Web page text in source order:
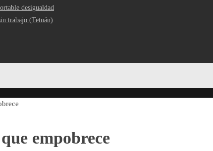
desigualdad
trabajo (Tetuán)
empobrece